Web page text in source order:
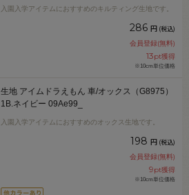
入園入学アイテムにおすすめのキルティング生地です。
286 円 (税込)
会員登録(無料)
13pt獲得
※10cm単位価格
生地 アイムドラえもん 車/オックス（G8975）
1B.ネイビー 09Ae99_
入園入学アイテムにおすすめのオックス生地です。
198 円 (税込)
会員登録(無料)
9pt獲得
※10cm単位価格